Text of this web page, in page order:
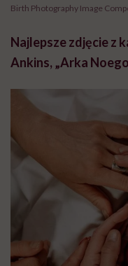
Birth Photography Image
Najlepsze zdjęcie z
Ankins, „Arka